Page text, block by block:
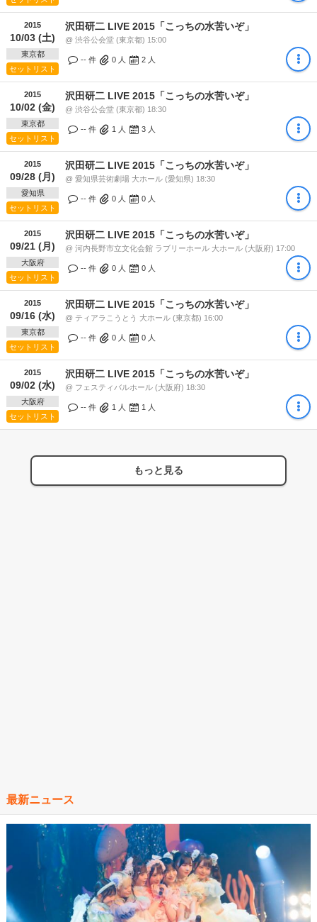
2015
10/03 (土)
東京都
セットリスト
沢田研二 LIVE 2015「こっちの水苦いぞ」
@ 渋谷公会堂 (東京都) 15:00
-- 件 0 人 2 人
2015
10/02 (金)
東京都
セットリスト
沢田研二 LIVE 2015「こっちの水苦いぞ」
@ 渋谷公会堂 (東京都) 18:30
-- 件 1 人 3 人
2015
09/28 (月)
愛知県
セットリスト
沢田研二 LIVE 2015「こっちの水苦いぞ」
@ 愛知県芸術劇場 大ホール (愛知県) 18:30
-- 件 0 人 0 人
2015
09/21 (月)
大阪府
セットリスト
沢田研二 LIVE 2015「こっちの水苦いぞ」
@ 河内長野市立文化会館 ラブリーホール 大ホール (大阪府) 17:00
-- 件 0 人 0 人
2015
09/16 (水)
東京都
セットリスト
沢田研二 LIVE 2015「こっちの水苦いぞ」
@ ティアラこうとう 大ホール (東京都) 16:00
-- 件 0 人 0 人
2015
09/02 (水)
大阪府
セットリスト
沢田研二 LIVE 2015「こっちの水苦いぞ」
@ フェスティバルホール (大阪府) 18:30
-- 件 1 人 1 人
もっと見る
最新ニュース